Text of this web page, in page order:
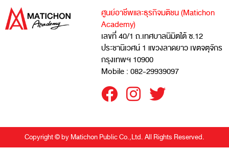
ศูนย์อาชีพและธุรกิจมติชน (Matichon
Academy)
เลขที่ 40/1 ถ.เทศบาลนิมิตใต้ ซ.12
ประชานิเวศน์ 1 แขวงลาดยาว เขตจตุจักร
กรุงเทพฯ 10900
Mobile : 082-29939097
Copyright © by Matichon Public Co.,Ltd. All Rights Reserved.